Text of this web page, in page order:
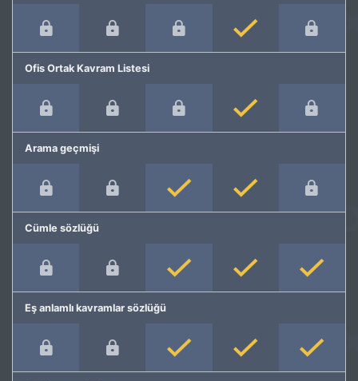
Ofis Ortak Kavram Listesi
Arama geçmişi
Cümle sözlüğü
Eş anlamlı kavramlar sözlüğü